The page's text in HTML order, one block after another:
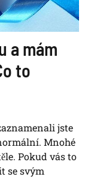
a mám
to
jste
Mnohé
Pokud vás to
se svým